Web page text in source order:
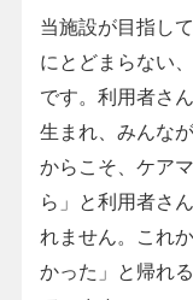
当施設が目指し
にとどまらない
です。利用者さ
生まれ、みんな
からこそ、ケア
ら」と利用者さ
れません。これ
かった」と帰れ